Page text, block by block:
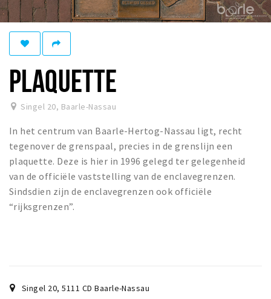
Deals
Eten
Slapen
Recreatief
Winkels
Winkelgebieden
Parkeren
Bezienswaardigheden
PLAQUETTE
Singel 20, Baarle-Nassau
In het centrum van Baarle-Hertog-Nassau ligt, recht
tegenover de grenspaal, precies in de grenslijn een
plaquette. Deze is hier in 1996 gelegd ter gelegenheid
van de officiële vaststelling van de enclavegrenzen.
Sindsdien zijn de enclavegrenzen ook officiële
“rijksgrenzen”.
Singel 20,5111 CD Baarle-Nassau